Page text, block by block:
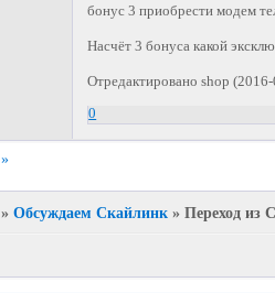
бонус 3 приобрести модем
Насчёт 3 бонуса какой
Отредактировано shop
0
»
»Обсуждаем Скайлинк »Переход из